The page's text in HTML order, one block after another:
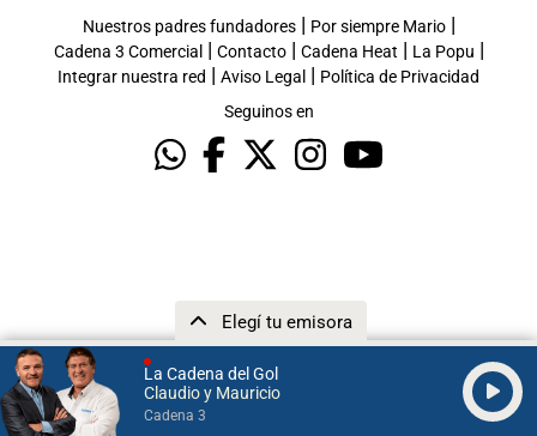
La Cadena del Gol
Claudio y Mauricio
Cadena 3
Elegí tu emisora
Nuestros padres fundadores| Por siempre Mario|
Cadena 3 Comercial | Contacto| Cadena Heat | La Popu |
Integrar nuestra red | Aviso Legal | Política de Privacidad
Seguinos en